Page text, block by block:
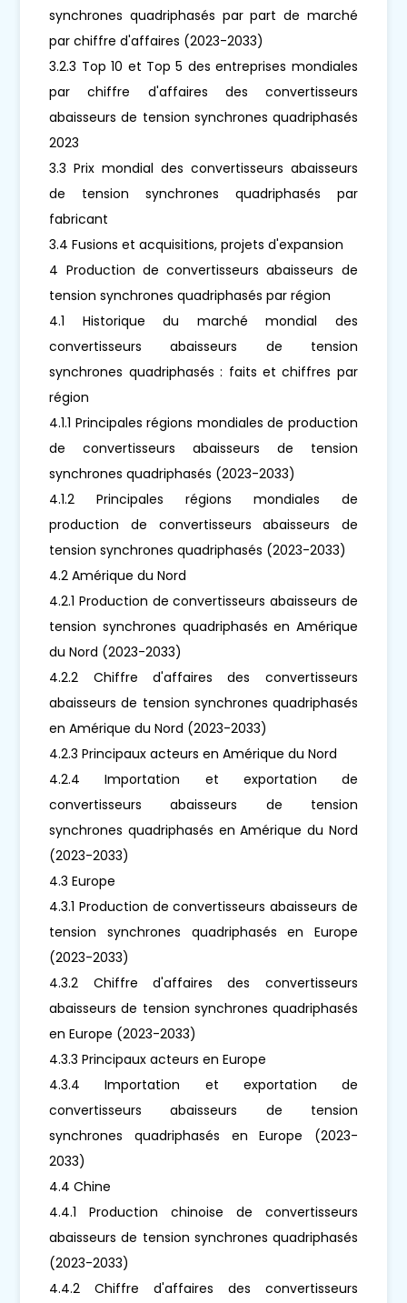
synchrones quadriphasés par part de marché
par chiffre d'affaires (2023-2033)
3.2.3 Top 10 et Top 5 des entreprises mondiales
par chiffre d'affaires des convertisseurs
abaisseurs de tension synchrones quadriphasés
2023
3.3 Prix mondial des convertisseurs abaisseurs
de tension synchrones quadriphasés par
fabricant
3.4 Fusions et acquisitions, projets d'expansion
4 Production de convertisseurs abaisseurs de
tension synchrones quadriphasés par région
4.1 Historique du marché mondial des
convertisseurs abaisseurs de tension
synchrones quadriphasés : faits et chiffres par
région
4.1.1 Principales régions mondiales de production
de convertisseurs abaisseurs de tension
synchrones quadriphasés (2023-2033)
4.1.2 Principales régions mondiales de
production de convertisseurs abaisseurs de
tension synchrones quadriphasés (2023-2033)
4.2 Amérique du Nord
4.2.1 Production de convertisseurs abaisseurs de
tension synchrones quadriphasés en Amérique
du Nord (2023-2033)
4.2.2 Chiffre d'affaires des convertisseurs
abaisseurs de tension synchrones quadriphasés
en Amérique du Nord (2023-2033)
4.2.3 Principaux acteurs en Amérique du Nord
4.2.4 Importation et exportation de
convertisseurs abaisseurs de tension
synchrones quadriphasés en Amérique du Nord
(2023-2033)
4.3 Europe
4.3.1 Production de convertisseurs abaisseurs de
tension synchrones quadriphasés en Europe
(2023-2033)
4.3.2 Chiffre d'affaires des convertisseurs
abaisseurs de tension synchrones quadriphasés
en Europe (2023-2033)
4.3.3 Principaux acteurs en Europe
4.3.4 Importation et exportation de
convertisseurs abaisseurs de tension
synchrones quadriphasés en Europe (2023-
2033)
4.4 Chine
4.4.1 Production chinoise de convertisseurs
abaisseurs de tension synchrones quadriphasés
(2023-2033)
4.4.2 Chiffre d'affaires des convertisseurs